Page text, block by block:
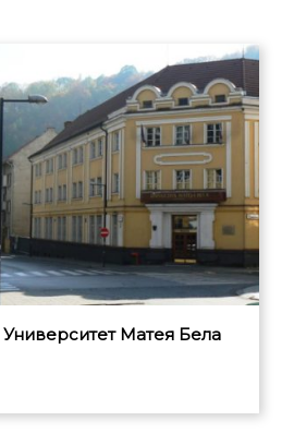
Университет Матея Бела